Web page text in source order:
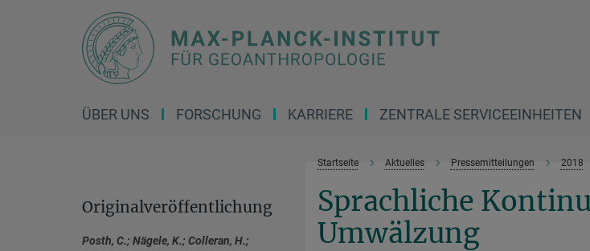
ÜBER UNS FORSCHUNG KARRIERE ZENTRALE SERVICEEINHEITEN
Startseite Aktuelles Pressemitteilungen 2018
Sprachliche
Umwälzung
Originalveröffentlichung
Posth, C.; Nägele, K.; Colleran, H.;